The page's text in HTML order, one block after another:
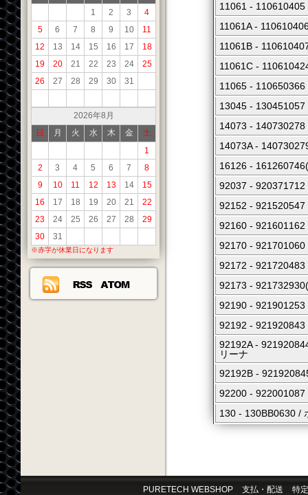
1
2 3
4
5
6 7 8 9 10
11
12
13 14 15 16 17
18
19
20 21 22 23 24
25
26
27 28 29 30 31
2026年8月
日
月 火 水 木 金
土
1
2
3 4 5 6 7
8
9
10 11 12 13 14
15
16
17 18 19 20 21
22
23
24 25 26 27 28
29
30
31
※赤字が休業日になります
11061 - 110610405
11061A -
11061B -
11061C -
11065 - 110650366
13045 -
14073 -
14073A -
16126 -
92037 - 920371712
92152 - 921520547
92160 - 921601162
92170 - 921701060
92172 - 921720483
92173 -
92190 - 921901253
92192 -
92192A -
リーナ
92192B -
92200 - 922001087
130 - 130BB0630 /
PURETECH WEBSHOP 支払・配送 特